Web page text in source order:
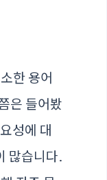
한 용어
은 들어봤
성에 대
많습니다.